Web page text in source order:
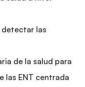
detectar las
de la salud para
las ENT centrada